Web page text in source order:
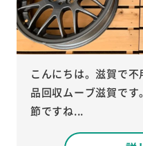
こんにちは。滋賀で
品回収ムーブ滋賀で
節ですね...